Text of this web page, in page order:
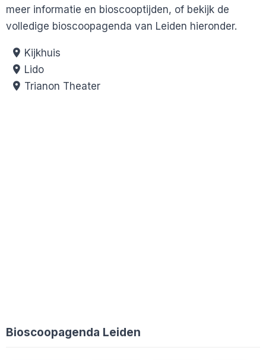
meer informatie en bioscooptijden, of bekijk de
volledige bioscoopagenda van Leiden hieronder.
Kijkhuis
Lido
Trianon Theater
Bioscoopagenda Leiden